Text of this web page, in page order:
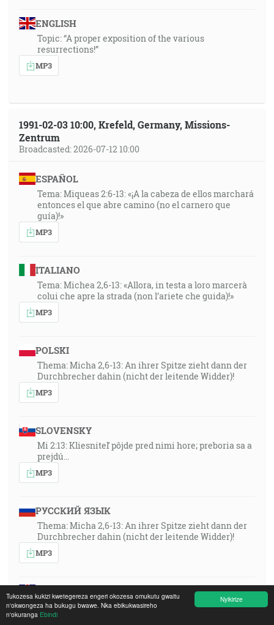
Nyikirize
Tukozesa kukizi kwetegereza engeri okozesa omukutu gwaitu
n'okwongeza ha bukugu bwawe. Nka ebikukwasireho
n'okuranga Ebindi
ENGLISH
Topic: “A proper exposition of the various
resurrections!”
MP3
1991-02-03 10:00, Krefeld, Germany, Missions-
Zentrum
Broadcasted: 2026-07-12 10:00
ESPAÑOL
Tema: Miqueas 2:6-13: «¡A la cabeza de ellos marchará
entonces el que abre camino (no el carnero que
guía)!»
MP3
ITALIANO
Tema: Michea 2,6-13: «Allora, in testa a loro marcerà
colui che apre la strada (non l’ariete che guida)!»
MP3
POLSKI
Thema: Micha 2,6-13: An ihrer Spitze zieht dann der
Durchbrecher dahin (nicht der leitende Widder)!
MP3
SLOVENSKY
Mi 2:13: Kliesniteľ pôjde pred nimi hore; preboria sa a
prejdú…
MP3
РУССКИЙ ЯЗЫК
Thema: Micha 2,6-13: An ihrer Spitze zieht dann der
Durchbrecher dahin (nicht der leitende Widder)!
MP3
ENGLISH
Topic: Micah 2:6–13: “The breaker (not the leading
ram) is come up before them!”